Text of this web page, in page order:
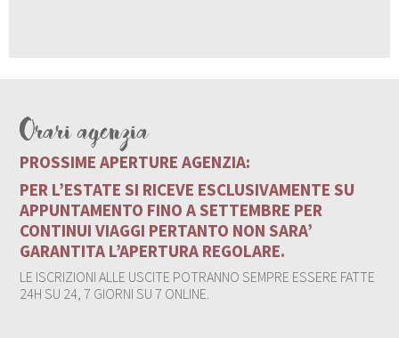
Orari agenzia
PROSSIME APERTURE AGENZIA:
PER L’ESTATE SI RICEVE ESCLUSIVAMENTE SU
APPUNTAMENTO FINO A SETTEMBRE PER
CONTINUI VIAGGI PERTANTO NON SARA’
GARANTITA L’APERTURA REGOLARE.
LE ISCRIZIONI ALLE USCITE POTRANNO SEMPRE ESSERE FATTE
24H SU 24, 7 GIORNI SU 7 ONLINE.